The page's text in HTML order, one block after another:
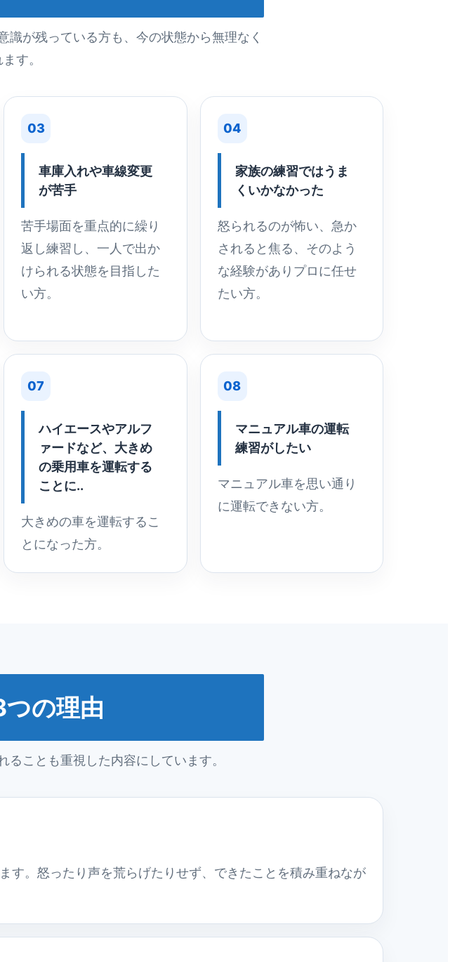
が残っている方も、今の状態から無理なく
す。
03
車庫入れや車線変更
が苦手
苦手場面を重点的に繰り
返し練習し、一人で出か
けられる状態を目指した
い方。
04
家族の練習ではうま
くいかなかった
怒られるのが怖い、急か
されると焦る、そのよう
な経験がありプロに任せ
たい方。
07
ハイエースやアルフ
ァードなど、大きめ
の乗用車を運転する
ことに..
大きめの車を運転するこ
とになった方。
08
マニュアル車の運転
練習がしたい
マニュアル車を思い通り
に運転できない方。
の理由
ることも重視した内容にしています。
す。怒ったり声を荒らげたりせず、できたことを積み重ねなが